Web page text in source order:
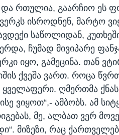
და რთულია, გაარჩიო ეს
ისროდნენ, მარტო
საწოლიდან,
ჩუმად მივიპარე
იყო, გამეცინა. თან
ქვეშა ვართ. როცა
ყველაფერი. ღმერთმა
ვიყოთ“,- ამბობს. ამ
მე, ალბათ ვერ
მიზეზი, რაც